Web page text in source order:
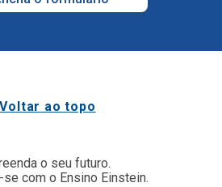
Voltar ao topo
o seu futuro.
se com o Ensino Einstein.